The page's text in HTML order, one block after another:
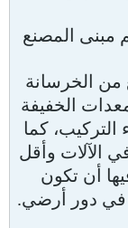
مبنى المصنع
من الخرسانة
الخفيفة
التركيب، كما
الآلات وأقل
أن تكون
في دور أرضي.